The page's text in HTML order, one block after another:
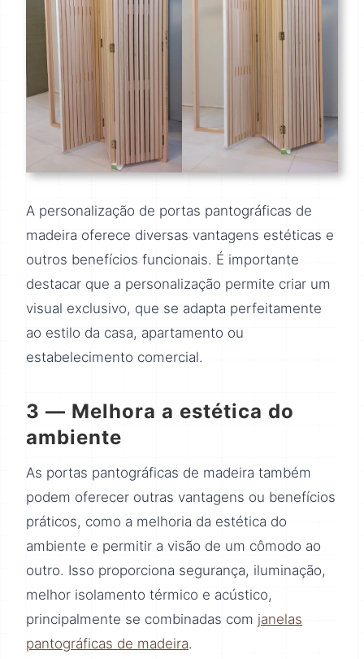
A personalização de portas pantográficas de
madeira oferece diversas vantagens estéticas e
outros benefícios funcionais. É importante
destacar que a personalização permite criar um
visual exclusivo, que se adapta perfeitamente
ao estilo da casa, apartamento ou
estabelecimento comercial.
3 — Melhora a estética do
ambiente
As portas pantográficas de madeira também
podem oferecer outras vantagens ou benefícios
práticos, como a melhoria da estética do
ambiente e permitir a visão de um cômodo ao
outro. Isso proporciona segurança, iluminação,
melhor isolamento térmico e acústico,
principalmente se combinadas com janelas
pantográficas de madeira.